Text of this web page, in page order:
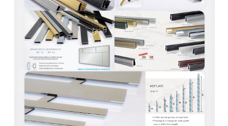
PORTE EN VERRE
GARDE CORPS EN VERRE
VERRIÈRE TYPE ATELIER
VERRES TEXTURÉS
PLEXIGLAS PMMA
DOUBLE VITRAGE